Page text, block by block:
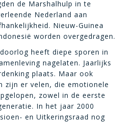
de Marshalhulp in te
Nederland aan
Nieuw-Guinea
worden overgedragen.
heeft diepe sporen in
nagelaten. Jaarlijks
plaats. Maar ook
zijn er velen, die emotionele
zowel in de eerste
In het jaar 2000
en Uitkeringsraad nog